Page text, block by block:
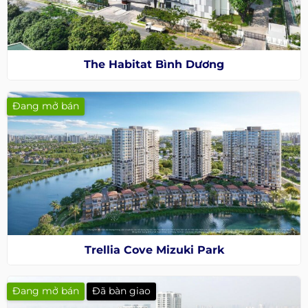
The Habitat Bình Dương
Đang mở bán
Trellia Cove Mizuki Park
Đang mở bán Đã bàn giao